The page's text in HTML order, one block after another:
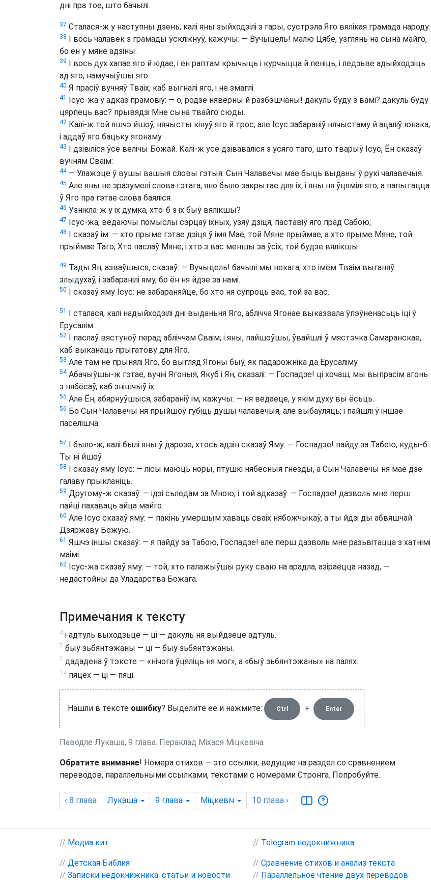
дні пра тое, што бачылі.
37 Сталася-ж у наступны дзень, калі яны зыйходзілі з гары, сустрэла Яго вялікая грамада народу.
38 І вось чалавек з грамады ўсклікнуў, кажучы: — Вучыцель! малю Цябе, узглянь на сына майго,
бо ён у мяне адзіны.
39 І вось дух хапае яго й кідае, і ён раптам крычыць і курчыцца й пеніць, і ледзьве адыйходзіць
ад яго, намучыўшы яго.
40 Я прасіў вучняў Тваіх, каб выгналі яго, і не змаглі.
41 Ісус-жа ў адказ прамовіў: — о, родзе няверны й разбэшчаны! дакуль буду з вамі? дакуль буду
цярпець вас? прывядзі Мне сына твайго сюды.
42 Калі-ж той яшчэ йшоў, нячысты кінуў яго й трос; але Ісус забараніў нячыстаму й ацаліў юнака,
і аддаў яго бацьку ягонаму.
43 І дзівіліся ўсе велічы Божай. Калі-ж усе дзіваваліся з усяго таго, што тварыў Ісус, Ён сказаў
вучням Сваім:
44— Улажэце ў вушы вашыя словы гэтыя: Сын Чалавечы мае быць выданы ў рукі чалавечыя.
45 Але яны не зразумелі слова гэтага, яно было закрытае для іх, і яны ня ўцямілі яго; а папытацца
ў Яго пра гэтае слова баяліся.
46 Узнікла-ж у іх думка, хто-б з іх быў вялікшы?
47 Ісус-жа, ведаючы помыслы сэрцаў іхных, узяў дзіця, паставіў яго прад Сабою;
48 І сказаў ім: — хто прыме гэтае дзіця ў імя Маё, той Мяне прыймае, а хто прыме Мяне, той
прыймае Таго, Хто паслаў Мяне; і хто з вас меншы за ўсіх, той будзе вялікшы.
49 Тады Ян, азваўшыся, сказаў: — Вучыцель! бачылі мы некага, хто імём Тваім выганяў
злыдухаў, і забаранілі яму, бо ён ня йдзе за намі.
50 І сказаў яму Ісус: не забараняйце, бо хто ня супроць вас, той за вас.
51 І сталася, калі надыйходзілі дні выданьня Яго, аблічча Ягонае выказвала ўпэўненасьць іці ў
Ерусалім.
52 І паслаў вястуноў перад абліччам Сваім; і яны, пайшоўшы, ўвайшлі ў мястэчка Самаранскае,
каб выканаць прыгатову для Яго.
53 Але там не прынялі Яго, бо выгляд Ягоны быў, як падарожніка да Ерусаліму.
54Абачыўшы-ж гэтае, вучні Ягоныя, Якуб і Ян, сказалі: — Госпадзе! ці хочаш, мы выпрасім агонь
з нябёсаў, каб знішчыў іх.
55 Але Ён, абярнуўшыся, забараніў ім, кажучы: — ня ведаеце, у якім духу вы ёсьць.
56 Бо Сын Чалавечы ня прыйшоў губіць душы чалавечыя, але выбаўляць; і пайшлі ў іншае
паселішча.
57 І было-ж, калі былі яны ў дарозе, хтось адзін сказаў Яму: — Госпадзе! пайду за Табою, куды-б
Ты ні йшоў.
58 І сказаў яму Ісус: — лісы маюць норы, птушкі нябесныя гнёзды, а Сын Чалавечы ня мае дзе
галаву прыкланіць.
59 Другому-ж сказаў: — ідзі сьледам за Мною; і той адказаў: — Госпадзе! дазволь мне перш
пайці пахаваць айца майго.
60 Але Ісус сказаў яму: — пакінь умершым хаваць сваіх нябожчыкаў, а ты йдзі ды абвяшчай
Дзяржаву Божую.
61 Яшчэ іншы сказаў: — я пайду за Табою, Госпадзе! але перш дазволь мне разьвітацца з хатнімі
маімі.
62 Ісус-жа сказаў яму: — той, хто палажыўшы руку сваю на арадла, азіраецца назад, —
недастойны да Уладарства Божага.
Примечания к тексту
4 і адтуль выходзьце — ці — дакуль ня выйдзеце адтуль.
7 быў зьбянтэжаны — ці — быў зьбянтэжаны.
7 дададена ў тэксте — «нічога ўцяліць ня мог», а «быў зьбянтэжаны» на палях.
14 пяцёх — ці — пяці.
Нашли в тексте ошибку? Выделите её и нажмите: Ctrl + Enter
Паводле Лукаша, 9 глава. Пераклад Міхася Міцкевіча
Обратите внимание! Номера стихов — это ссылки, ведущие на раздел со сравнением
переводов, параллельными ссылками, текстами с номерами Стронга. Попробуйте.
‹ 8 глава Лукаша 9 глава Міцкевіч 10 глава ›
// Медиа кит // Telegram недокнижника
// Детская Библия
// Записки недокнижника: статьи и новости
// Сравнение стихов и анализ текста
// Параллельное чтение двух переводов